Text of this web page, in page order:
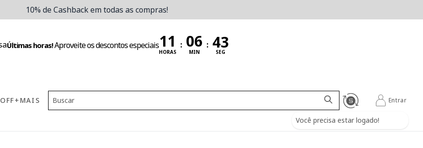
10% de Cashback em todas as compras!
Últimas horas!Aproveite os descontos especiais
HORAS
:
MIN
:
SEG
OFF+MAIS
Você precisa estar logado!
Entrar